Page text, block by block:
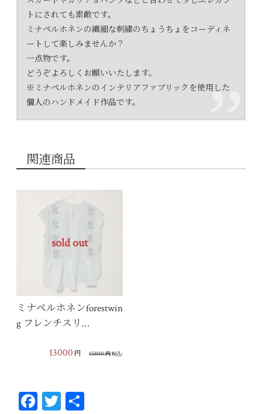
トにされても素敵です。
ミナペルホネンの繊細な刺繍のちょうちょをコーディネ
ートして楽しみませんか？
一点物です。
どうぞよろしくお願いいたします。
※ミナペルホネンのインテリアファブリックを使用した
個人のハンドメイド作品です。
関連商品
sold out
ミナペルホネンforestwin
g フレンチスリ…
15800円(税込)
13000 円
Fa T